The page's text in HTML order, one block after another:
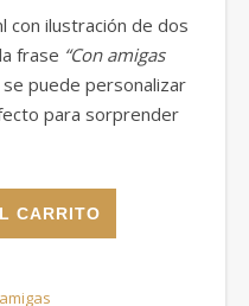
con ilustración de dos
frase “Con amigas
puede personalizar
para sorprender
CARRITO